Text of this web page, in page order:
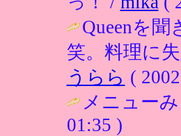
Queenを
笑。料理に
うらら (
メニュー
01:35 )